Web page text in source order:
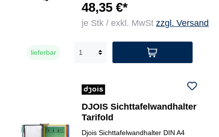
48,35 €*
je Stk / exkl. MwStzzgl. Versand
lieferbar
DJOIS Sichttafelwandhalter
Tarifold
Djois Sichttafelwandhalter DIN A4